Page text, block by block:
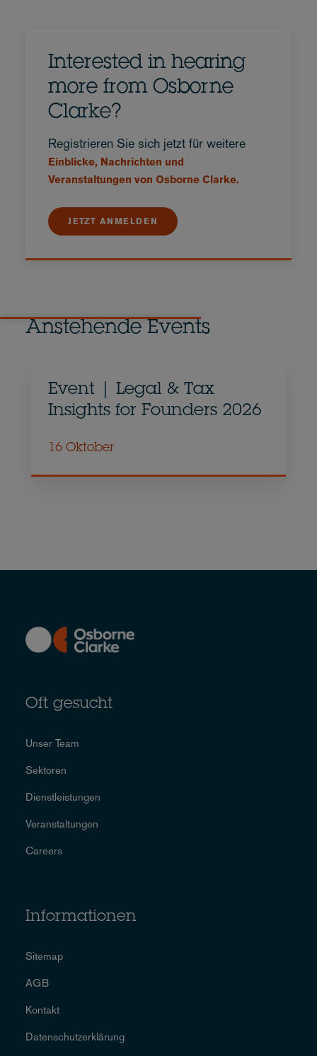
Interested in hearing
more from Osborne
Clarke?
Registrieren Sie sich jetzt für weitere
Einblicke, Nachrichten und
Veranstaltungen von Osborne Clarke.
JETZT ANMELDEN
Anstehende Events
Event | Legal & Tax
Insights for Founders 2026
16 Oktober
Oft gesucht
Unser Team
Sektoren
Dienstleistungen
Veranstaltungen
Careers
Informationen
Sitemap
AGB
Kontakt
Datenschutzerklärung